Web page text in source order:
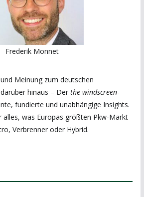
Frederik Monnet
Meinung zum deutschen
hinaus – Der the windscreen-
fundierte und unabhängige Insights.
alles, was Europas größten Pkw-Markt
Verbrenner oder Hybrid.